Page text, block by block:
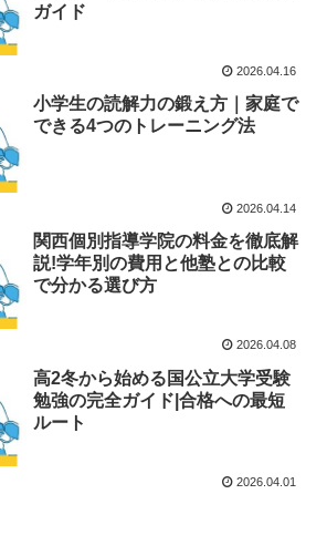
ガイド
2026.04.16
小学生の読解力の鍛え方｜家庭で
できる4つのトレーニング法
2026.04.14
関西個別指導学院の料金を徹底解
説!学年別の費用と他塾との比較
で分かる選び方
2026.04.08
高2冬から始める国公立大学受験
勉強の完全ガイド|合格への最短
ルート
2026.04.01